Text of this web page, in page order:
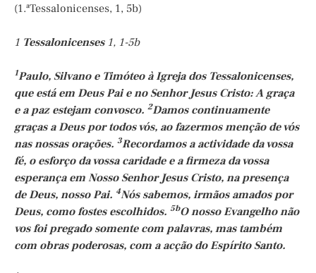
(1.ªTessalonicenses, 1, 5b)
1 Tessalonicenses1, 1-5b
1Paulo, Silvano e Timóteo à Igreja dos Tessalonicenses,
que está em Deus Pai e no Senhor Jesus Cristo: A graça
e a paz estejam convosco. 2Damos continuamente
graças a Deus por todos vós, ao fazermos menção de vós
nas nossas orações. 3Recordamos a actividade da vossa
fé, o esforço da vossa caridade e a firmeza da vossa
esperança em Nosso Senhor Jesus Cristo, na presença
de Deus, nosso Pai. 4Nós sabemos, irmãos amados por
Deus, como fostes escolhidos. 5bO nosso Evangelho não
vos foi pregado somente com palavras, mas também
com obras poderosas, com a acção do Espírito Santo.